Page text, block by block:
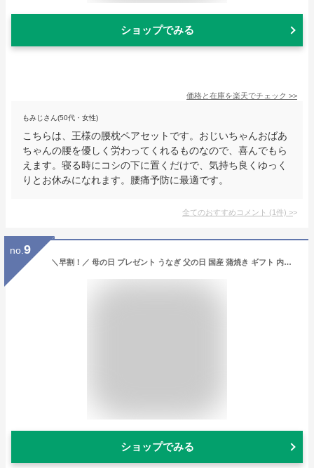
ショップでみる
価格と在庫を楽天でチェック >>
もみじさん(50代・女性)
こちらは、王様の腰枕ペアセットです。おじいちゃんおばあ
ちゃんの腰を優しく労わってくれるものなので、喜んでもら
えます。寝る時にコシの下に置くだけで、気持ち良くゆっく
りとお休みになれます。腰痛予防に最適です。
全てのおすすめコメント (1件) >
no. 9
＼早割！／ 母の日 プレゼント うなぎ 父の日 国産 蒲焼き ギフト 内祝い 誕生日 食べ物 送料無料 鰻 ギフトセット 真空パック お祝い 食品 グルメ 人気 クーポン あす楽 カーネーション造花付 180～200g2本 2尾 【静岡産 通常 AAA 風呂敷】Ftn2 [2～3人前]
ショップでみる